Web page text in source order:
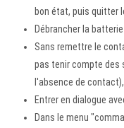
bon état, puis quitter
Débrancher la
Sans remettre le
pas tenir compte des
l'absence de contact),
Entrer en dialogue
Dans le menu